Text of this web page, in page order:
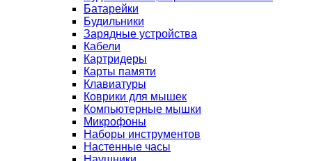
Батарейки
Будильники
Зарядные устройства
Кабели
Картридеры
Карты памяти
Клавиатуры
Коврики для мышек
Компьютерные мышки
Микрофоны
Наборы инструментов
Настенные часы